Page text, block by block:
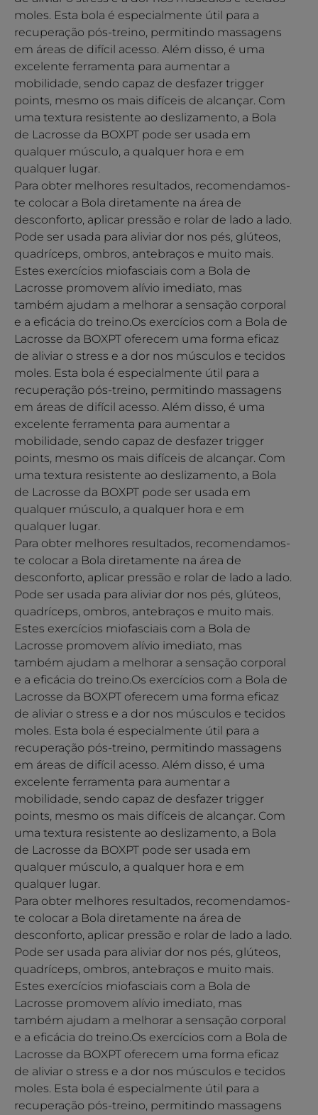
moles. Esta bola é especialmente útil para a
recuperação pós-treino, permitindo massagens
em áreas de difícil acesso. Além disso, é uma
excelente ferramenta para aumentar a
mobilidade, sendo capaz de desfazer trigger
points, mesmo os mais difíceis de alcançar. Com
uma textura resistente ao deslizamento, a Bola
de Lacrosse da BOXPT pode ser usada em
qualquer músculo, a qualquer hora e em
qualquer lugar.
Para obter melhores resultados, recomendamos-
te colocar a Bola diretamente na área de
desconforto, aplicar pressão e rolar de lado a lado.
Pode ser usada para aliviar dor nos pés, glúteos,
quadríceps, ombros, antebraços e muito mais.
Estes exercícios miofasciais com a Bola de
Lacrosse promovem alívio imediato, mas
também ajudam a melhorar a sensação corporal
e a eficácia do treino.Os exercícios com a Bola de
Lacrosse da BOXPT oferecem uma forma eficaz
de aliviar o stress e a dor nos músculos e tecidos
moles. Esta bola é especialmente útil para a
recuperação pós-treino, permitindo massagens
em áreas de difícil acesso. Além disso, é uma
excelente ferramenta para aumentar a
mobilidade, sendo capaz de desfazer trigger
points, mesmo os mais difíceis de alcançar. Com
uma textura resistente ao deslizamento, a Bola
de Lacrosse da BOXPT pode ser usada em
qualquer músculo, a qualquer hora e em
qualquer lugar.
Para obter melhores resultados, recomendamos-
te colocar a Bola diretamente na área de
desconforto, aplicar pressão e rolar de lado a lado.
Pode ser usada para aliviar dor nos pés, glúteos,
quadríceps, ombros, antebraços e muito mais.
Estes exercícios miofasciais com a Bola de
Lacrosse promovem alívio imediato, mas
também ajudam a melhorar a sensação corporal
e a eficácia do treino.Os exercícios com a Bola de
Lacrosse da BOXPT oferecem uma forma eficaz
de aliviar o stress e a dor nos músculos e tecidos
moles. Esta bola é especialmente útil para a
recuperação pós-treino, permitindo massagens
em áreas de difícil acesso. Além disso, é uma
excelente ferramenta para aumentar a
mobilidade, sendo capaz de desfazer trigger
points, mesmo os mais difíceis de alcançar. Com
uma textura resistente ao deslizamento, a Bola
de Lacrosse da BOXPT pode ser usada em
qualquer músculo, a qualquer hora e em
qualquer lugar.
Para obter melhores resultados, recomendamos-
te colocar a Bola diretamente na área de
desconforto, aplicar pressão e rolar de lado a lado.
Pode ser usada para aliviar dor nos pés, glúteos,
quadríceps, ombros, antebraços e muito mais.
Estes exercícios miofasciais com a Bola de
Lacrosse promovem alívio imediato, mas
também ajudam a melhorar a sensação corporal
e a eficácia do treino.Os exercícios com a Bola de
Lacrosse da BOXPT oferecem uma forma eficaz
de aliviar o stress e a dor nos músculos e tecidos
moles. Esta bola é especialmente útil para a
recuperação pós-treino, permitindo massagens